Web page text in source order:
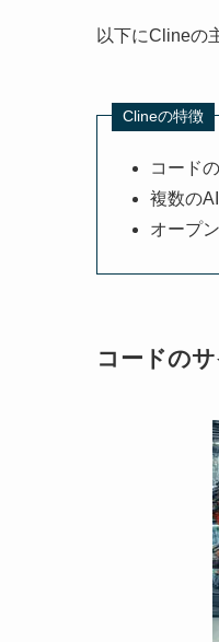
以下にClineの
Clineの特徴
コード
複数の
オープ
コードの